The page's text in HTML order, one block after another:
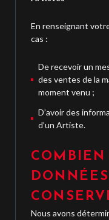
En renseignant
cas :
De recevoir un
des ventes de la
moment venu ;
D’avoir des
d’un Artiste.
COMBIEN
Nous avons